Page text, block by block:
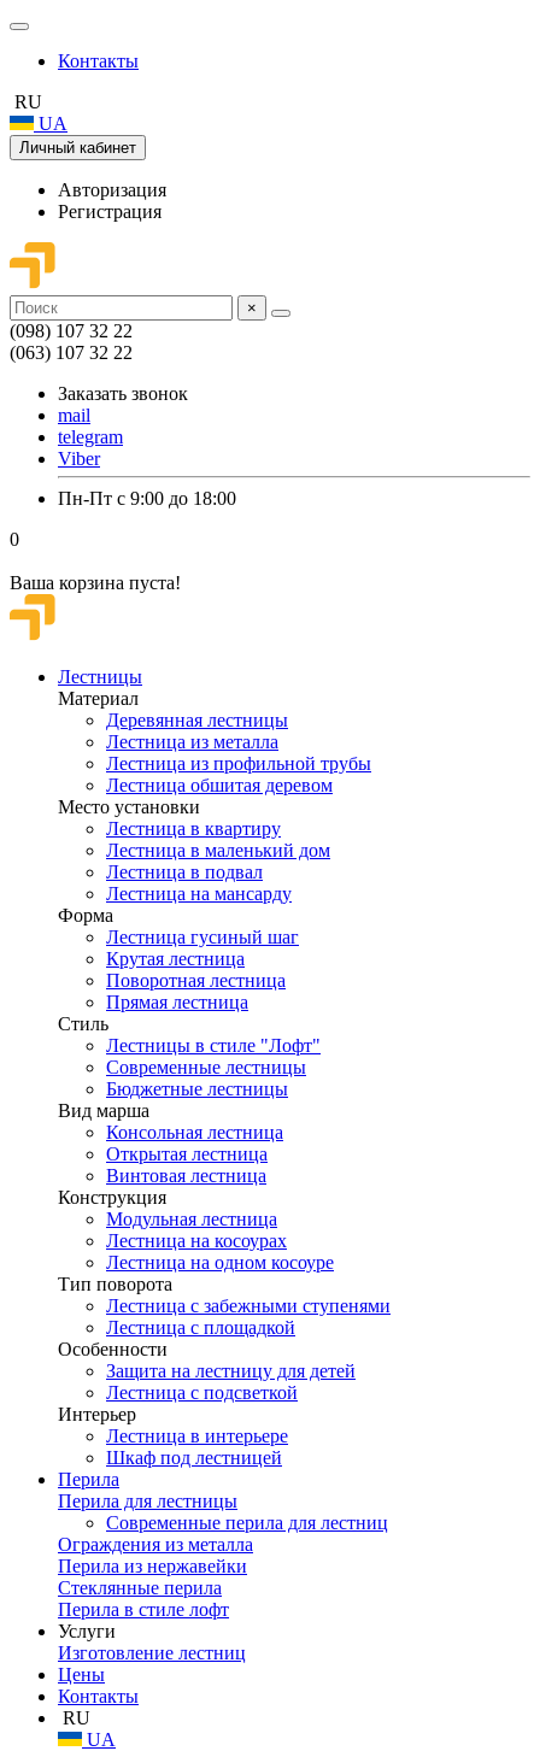
Контакты
RU
UA
Личный кабинет
Авторизация
Регистрация
×
(098) 107 32 22
(063) 107 32 22
Заказать звонок
mail
telegram
Viber
Пн-Пт с 9:00 до 18:00
0
Ваша корзина пуста!
Лестницы
Материал
Деревянная лестницы
Лестница из металла
Лестница из профильной трубы
Лестница обшитая деревом
Место установки
Лестница в квартиру
Лестница в маленький дом
Лестница в подвал
Лестница на мансарду
Форма
Лестница гусиный шаг
Крутая лестница
Поворотная лестница
Прямая лестница
Стиль
Лестницы в стиле "Лофт"
Современные лестницы
Бюджетные лестницы
Вид марша
Консольная лестница
Открытая лестница
Винтовая лестница
Конструкция
Модульная лестница
Лестница на косоурах
Лестница на одном косоуре
Тип поворота
Лестница с забежными ступенями
Лестница с площадкой
Особенности
Защита на лестницу для детей
Лестница с подсветкой
Интерьер
Лестница в интерьере
Шкаф под лестницей
Перила
Перила для лестницы
Современные перила для лестниц
Ограждения из металла
Перила из нержавейки
Стеклянные перила
Перила в стиле лофт
Услуги
Изготовление лестниц
Цены
Контакты
RU
UA